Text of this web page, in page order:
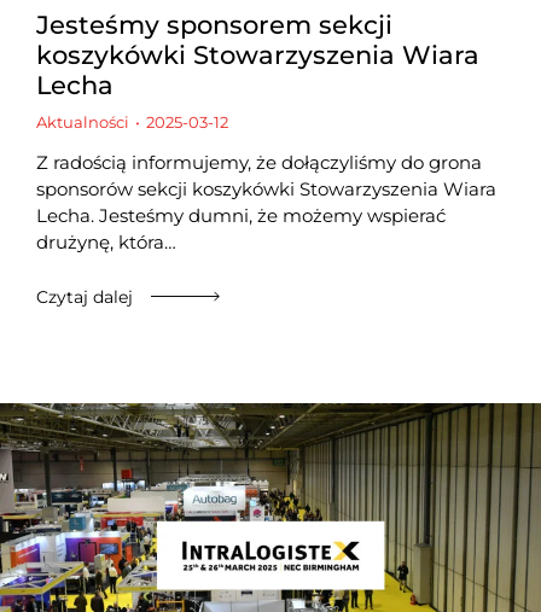
Jesteśmy sponsorem sekcji
koszykówki Stowarzyszenia Wiara
Lecha
Aktualności 2025-03-12
Z radością informujemy, że dołączyliśmy do grona
sponsorów sekcji koszykówki Stowarzyszenia Wiara
Lecha. Jesteśmy dumni, że możemy wspierać
drużynę, która…
Czytaj dalej